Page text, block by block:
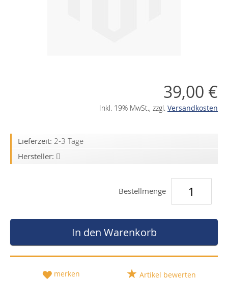
39,00 €
Inkl. 19% MwSt., zzgl. Versandkosten
Lieferzeit: 2-3 Tage
Hersteller:
Bestellmenge
In den Warenkorb
merken Artikel bewerten